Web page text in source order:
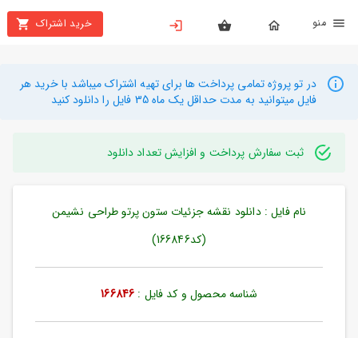
خرید اشتراک
بستن
محصولات
تهیه
راهنما
دانلود
در تو پروژه تمامی پرداخت ها برای تهیه اشتراک میباشد با خرید هر
فایل میتوانید به مدت حداقل یک ماه 35 فایل را دانلود کنید
ثبت سفارش پرداخت و افزایش تعداد دانلود
نام فایل : دانلود نقشه جزئیات ستون پرتو طراحی نشیمن
(کد166846)
شناسه محصول و کد فایل : 166846